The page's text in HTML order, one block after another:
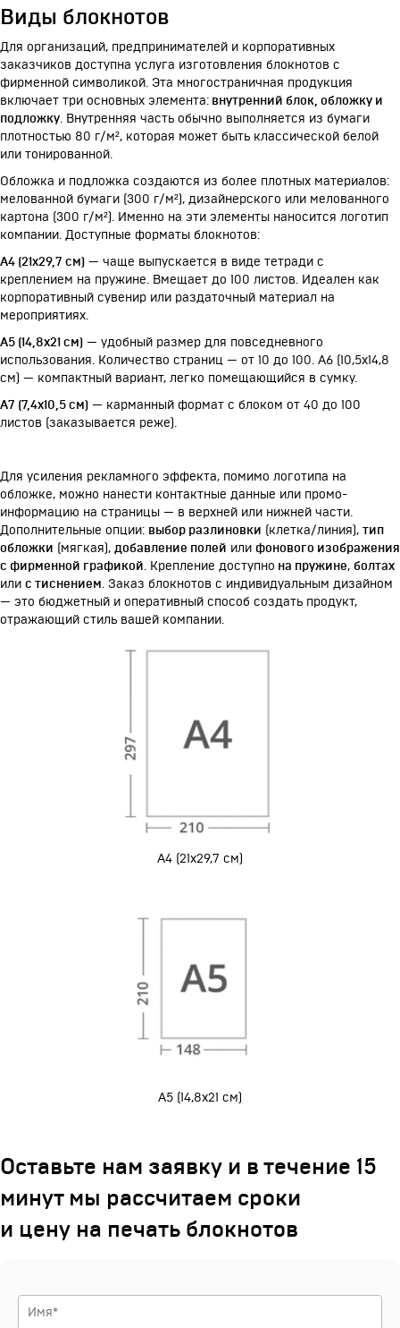
Виды блокнотов
Для организаций, предпринимателей и корпоративных
заказчиков доступна услуга изготовления блокнотов с
фирменной символикой. Эта многостраничная продукция
включает три основных элемента: внутренний блок, обложку и
подложку. Внутренняя часть обычно выполняется из бумаги
плотностью 80 г/м², которая может быть классической белой
или тонированной.
Обложка и подложка создаются из более плотных материалов:
мелованной бумаги (300 г/м²), дизайнерского или мелованного
картона (300 г/м²). Именно на эти элементы наносится логотип
компании. Доступные форматы блокнотов:
А4 (21х29,7 см) — чаще выпускается в виде тетради с
креплением на пружине. Вмещает до 100 листов. Идеален как
корпоративный сувенир или раздаточный материал на
мероприятиях.
А5 (14,8х21 см) — удобный размер для повседневного
использования. Количество страниц — от 10 до 100. А6 (10,5х14,8
см) — компактный вариант, легко помещающийся в сумку.
А7 (7,4х10,5 см) — карманный формат с блоком от 40 до 100
листов (заказывается реже).
Для усиления рекламного эффекта, помимо логотипа на
обложке, можно нанести контактные данные или промо-
информацию на страницы — в верхней или нижней части.
Дополнительные опции: выбор разлиновки (клетка/линия), тип
обложки (мягкая), добавление полей или фонового изображения
с фирменной графикой. Крепление доступно на пружине, болтах
или с тиснением. Заказ блокнотов с индивидуальным дизайном
— это бюджетный и оперативный способ создать продукт,
отражающий стиль вашей компании.
А4 (21х29,7 см)
А5 (14,8х21 см)
Оставьте нам заявку и в течение 15
минут мы рассчитаем сроки
и цену на печать блокнотов